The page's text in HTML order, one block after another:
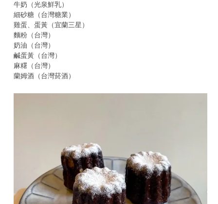
牛奶（光泉鮮乳）
細砂糖（台灣糖業）
雞蛋、蛋黃（宜蘭三星）
麵粉（台灣）
奶油（台灣）
鹹蛋黃（台灣）
麻糬（台灣）
蘭姆酒（台灣菸酒）